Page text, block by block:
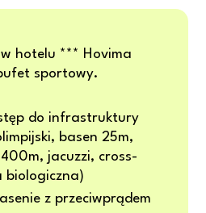
hotelu *** Hovima
sportowy.
do infrastruktury
basen 25m,
jacuzzi, cross-
biologiczna)
z przeciwprądem